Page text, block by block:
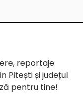
reportaje
Pitești și județul
pentru tine!